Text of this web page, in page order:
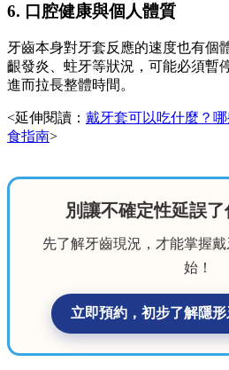
6. 口腔健康與個人體質
牙齒本身對牙套反應的速度也有個
齦發炎、蛀牙等狀況，可能必須暫
進而拉長整體時間。
<延伸閱讀： 戴牙套可以吃什麼？
食指南>
別讓不確定性延誤
先了解牙齒現況，才能掌握
始！
立即預約，初步了解隱